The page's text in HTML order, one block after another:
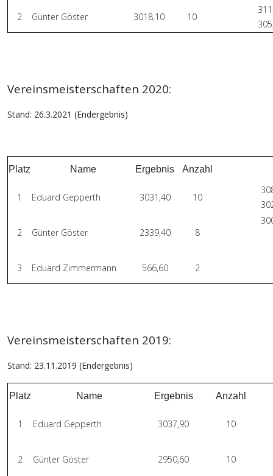
2
Günter Göster 3018,10 10
Vereinsmeisterschaften 2020:
Stand: 26.3.2021 (Endergebnis)
Platz Name Ergebnis Anzahl
1 Eduard Gepperth 3031,40 10
2 Günter Göster 2339,40 8
3 Eduard Zimmermann 566,60 2
Vereinsmeisterschaften 2019:
Stand: 23.11.2019 (Endergebnis)
Platz Name Ergebnis Anzahl
1 Eduard Gepperth 3037,90 10
2 Günter Göster 2950,60 10